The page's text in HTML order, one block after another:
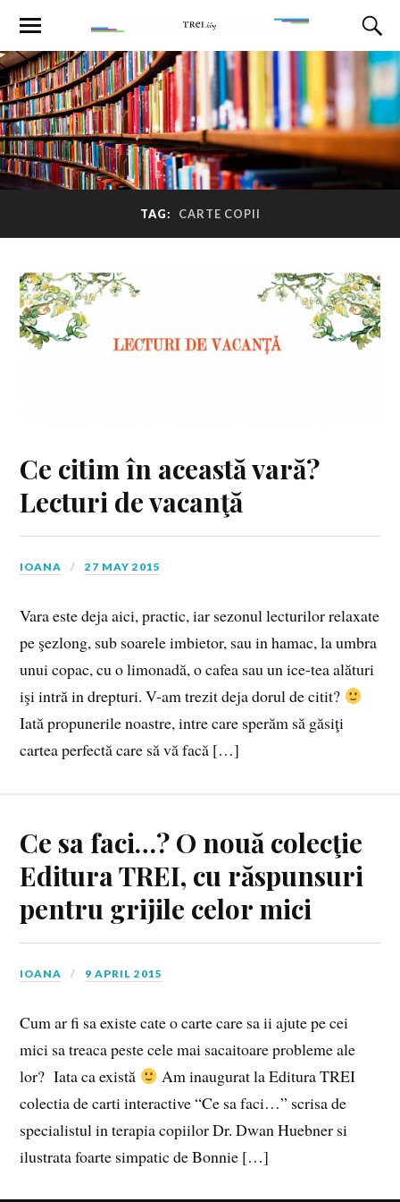
TAG: CARTE COPII
Ce citim în această vară?
Lecturi de vacanţă
IOANA 27 MAY 2015
Vara este deja aici, practic, iar sezonul lecturilor relaxate
pe şezlong, sub soarele imbietor, sau in hamac, la umbra
unui copac, cu o limonadă, o cafea sau un ice-tea alături
işi intră in drepturi. V-am trezit deja dorul de citit?
Iată propunerile noastre, intre care sperăm să găsiţi
cartea perfectă care să vă facă […]
Ce sa faci…? O nouă colecţie
Editura TREI, cu răspunsuri
pentru grijile celor mici
IOANA 9 APRIL 2015
Cum ar fi sa existe cate o carte care sa ii ajute pe cei
mici sa treaca peste cele mai sacaitoare probleme ale
lor? Iata ca există
Am inaugurat la Editura TREI
colectia de carti interactive “Ce sa faci…” scrisa de
specialistul in terapia copiilor Dr. Dwan Huebner si
ilustrata foarte simpatic de Bonnie […]